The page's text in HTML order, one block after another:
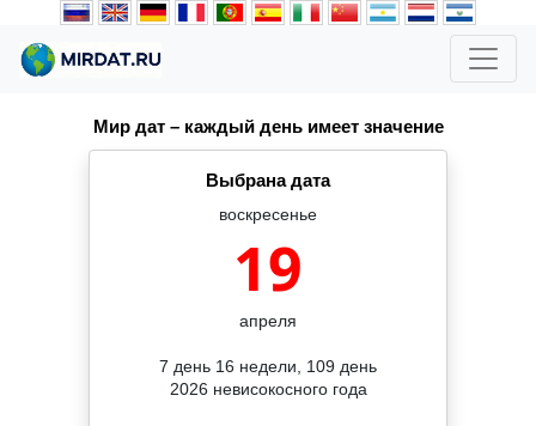
Мир дат – каждый день имеет значение
Выбрана дата
воскресенье
19
апреля
7 день 16 недели, 109 день
2026 невисокосного года